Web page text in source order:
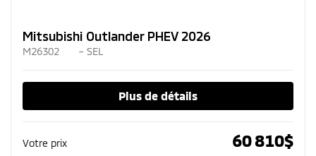
Mitsubishi Outlander PHEV 2026
M26302 – SEL
Plus de détails
Votre prix 60 810$